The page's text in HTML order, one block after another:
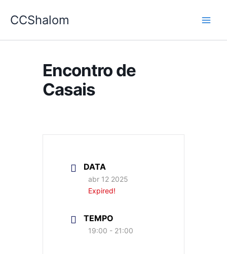
para
conteúdo
CCShalom
Encontro de
Casais
DATA
abr 12 2025
Expired!
TEMPO
19:00 - 21:00